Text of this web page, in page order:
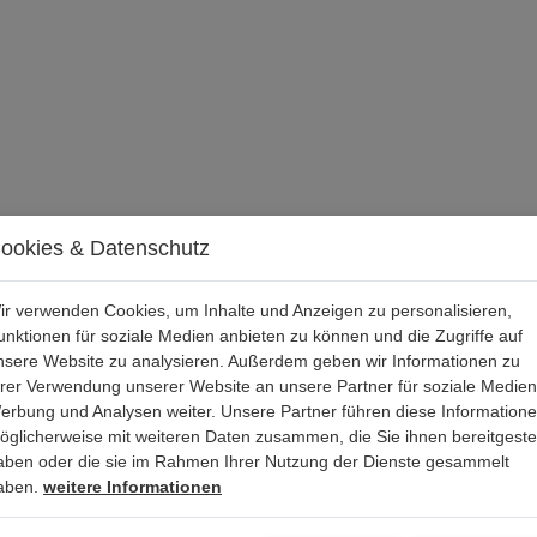
& Datenschutz
verwenden Cookies, um Inhalte und Anzeigen zu personalisieren,
für soziale Medien anbieten zu können und die Zugriffe auf
Website zu analysieren. Außerdem geben wir Informationen zu
Verwendung unserer Website an unsere Partner für soziale Medien,
und Analysen weiter. Unsere Partner führen diese
mit weiteren Daten zusammen, die Sie ihnen
oder die sie im Rahmen Ihrer Nutzung der Dienste gesammelt
weitere Informationen